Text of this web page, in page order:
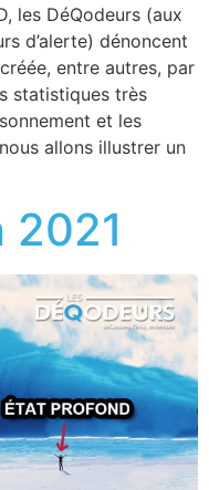
les DéQodeurs (aux
d’alerte) dénoncent
entre autres, par
statistiques très
et les
allons illustrer un
2021